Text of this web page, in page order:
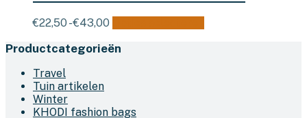
€22,50 - €43,00
tot
Productcategorieën
Travel
Tuin artikelen
Winter
KHODI fashion bags